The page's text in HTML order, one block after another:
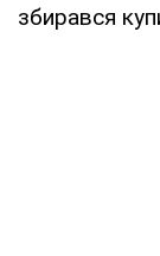
збирався